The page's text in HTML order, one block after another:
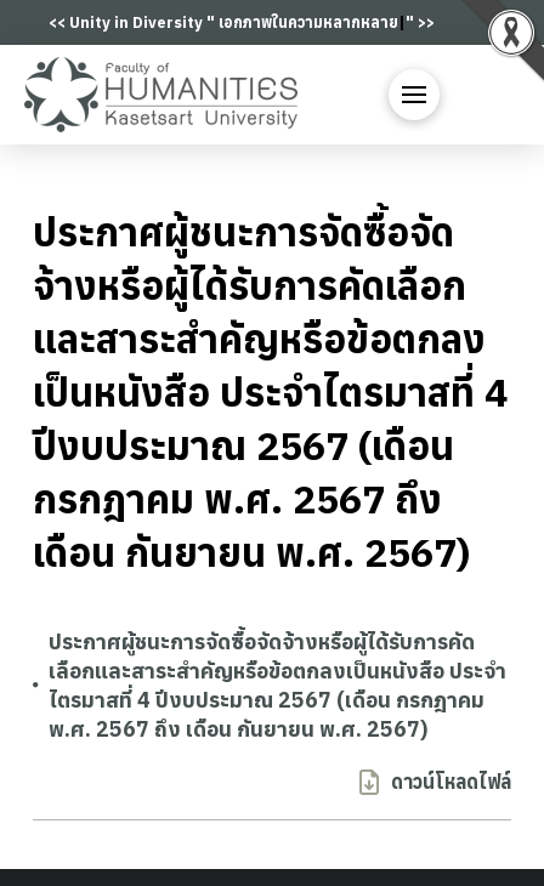
<< Unity in Diversity " เอกภาพในความหลากหลา|" >>
ประกาศผู้ชนะการจัดซื้อจัด
จ้างหรือผู้ได้รับการคัดเลือก
และสาระสำคัญหรือข้อตกลง
เป็นหนังสือ ประจำไตรมาสที่ 4
ปีงบประมาณ 2567 (เดือน
กรกฎาคม พ.ศ. 2567 ถึง
เดือน กันยายน พ.ศ. 2567)
ประกาศผู้ชนะการจัดซื้อจัดจ้างหรือผู้ได้รับการคัด
เลือกและสาระสำคัญหรือข้อตกลงเป็นหนังสือ ประจำ
ไตรมาสที่ 4 ปีงบประมาณ 2567 (เดือน กรกฎาคม
พ.ศ. 2567 ถึง เดือน กันยายน พ.ศ. 2567)
ดาวน์โหลดไฟล์